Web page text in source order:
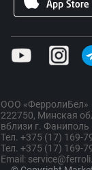
ООО «ФерролиБел»
222750, Минская
вблизи г. Фаниполь
Тел. +375 (17) 169-
Тел. +375 (17) 169-
Email: